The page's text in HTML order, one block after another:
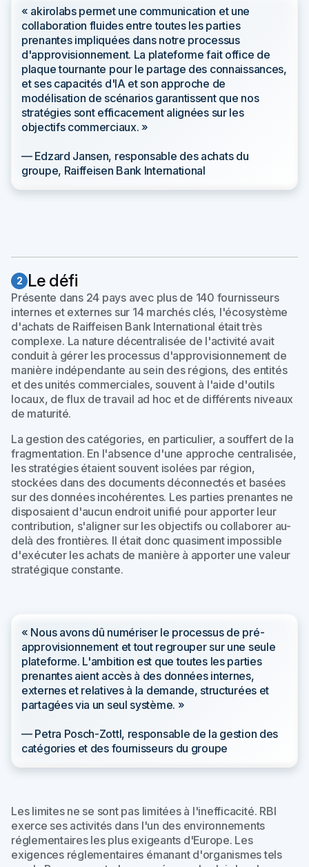
« akirolabs permet une communication et une
collaboration fluides entre toutes les parties
prenantes impliquées dans notre processus
d'approvisionnement. La plateforme fait office de
plaque tournante pour le partage des connaissances,
et ses capacités d'IA et son approche de
modélisation de scénarios garantissent que nos
stratégies sont efficacement alignées sur les
objectifs commerciaux. »
— Edzard Jansen, responsable des achats du
groupe, Raiffeisen Bank International
2 Le défi
Présente dans 24 pays avec plus de 140 fournisseurs
internes et externes sur 14 marchés clés, l'écosystème
d'achats de Raiffeisen Bank International était très
complexe. La nature décentralisée de l'activité avait
conduit à gérer les processus d'approvisionnement de
manière indépendante au sein des régions, des entités
et des unités commerciales, souvent à l'aide d'outils
locaux, de flux de travail ad hoc et de différents niveaux
de maturité.
La gestion des catégories, en particulier, a souffert de la
fragmentation. En l'absence d'une approche centralisée,
les stratégies étaient souvent isolées par région,
stockées dans des documents déconnectés et basées
sur des données incohérentes. Les parties prenantes ne
disposaient d'aucun endroit unifié pour apporter leur
contribution, s'aligner sur les objectifs ou collaborer au-
delà des frontières. Il était donc quasiment impossible
d'exécuter les achats de manière à apporter une valeur
stratégique constante.
« Nous avons dû numériser le processus de pré-
approvisionnement et tout regrouper sur une seule
plateforme. L'ambition est que toutes les parties
prenantes aient accès à des données internes,
externes et relatives à la demande, structurées et
partagées via un seul système. »
— Petra Posch-Zottl, responsable de la gestion des
catégories et des fournisseurs du groupe
Les limites ne se sont pas limitées à l'inefficacité. RBI
exerce ses activités dans l'un des environnements
réglementaires les plus exigeants d'Europe. Les
exigences réglementaires émanant d'organismes tels